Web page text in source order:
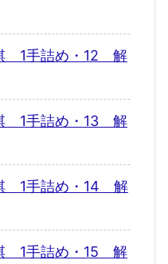
1手詰め・12 解
1手詰め・13 解
1手詰め・14 解
1手詰め・15 解